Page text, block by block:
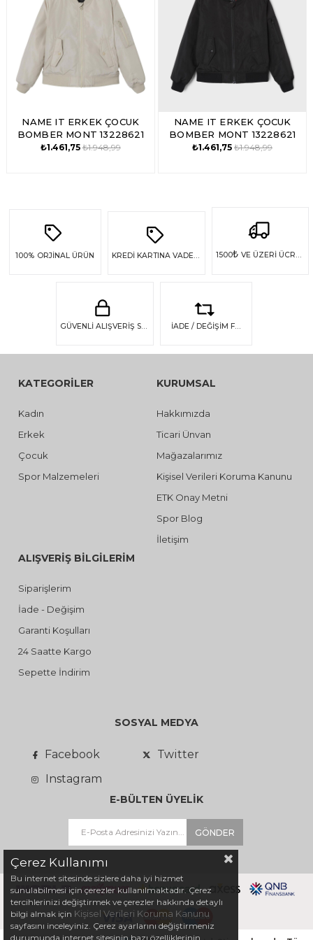
NAME IT ERKEK ÇOCUK
BOMBER MONT 13228621
₺1.461,75 ₺1.948,99
%25İndirim
NAME IT ERKEK ÇOCUK
BOMBER MONT 13228621
₺1.461,75 ₺1.948,99
%25İndirim
100% ORJİNAL ÜRÜN KREDİ KARTINA VADE FARKSIZ 4 TAKSİT 1500₺ VE ÜZERİ ÜCRETSİZ KARGO
GÜVENLİ ALIŞVERİŞ SSL GÜVENLİĞİ İADE / DEĞİŞİM FIRSATI
KATEGORİLER
Kadın
Erkek
Çocuk
Spor Malzemeleri
KURUMSAL
Hakkımızda
Ticari Ünvan
Mağazalarımız
Kişisel Verileri Koruma Kanunu
ETK Onay Metni
Spor Blog
İletişim
ALIŞVERİŞ BİLGİLERİM
Siparişlerim
İade - Değişim
Garanti Koşulları
24 Saatte Kargo
Sepette İndirim
SOSYAL MEDYA
Facebook
Twitter
Instagram
E-BÜLTEN ÜYELİK
GÖNDER
Çerez Kullanımı
Bu internet sitesinde sizlere daha iyi hizmet
sunulabilmesi için çerezler kullanılmaktadır. Çerez
tercihlerinizi değiştirmek ve çerezler hakkında detaylı
bilgi almak için Kişisel Verileri Koruma Kanunu
sayfasını inceleyiniz. Çerez ayarlarını değiştirmeniz
durumunda internet sitesinin bazı özelliklerinin